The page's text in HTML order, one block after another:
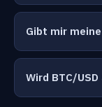
Gibt mir
Wird BTC/